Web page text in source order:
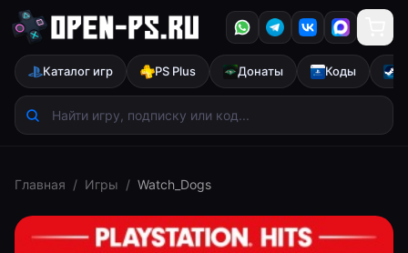
Каталог игр PS Plus Донаты Коды
Главная / Игры / Watch_Dogs